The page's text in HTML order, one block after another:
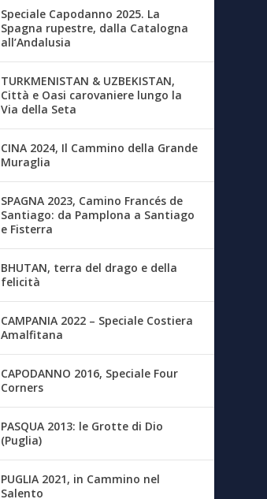
Speciale Capodanno 2025. La
Spagna rupestre, dalla Catalogna
all’Andalusia
TURKMENISTAN & UZBEKISTAN,
Città e Oasi carovaniere lungo la
Via della Seta
CINA 2024, Il Cammino della Grande
Muraglia
SPAGNA 2023, Camino Francés de
Santiago: da Pamplona a Santiago
e Fisterra
BHUTAN, terra del drago e della
felicità
CAMPANIA 2022 – Speciale Costiera
Amalfitana
CAPODANNO 2016, Speciale Four
Corners
PASQUA 2013: le Grotte di Dio
(Puglia)
PUGLIA 2021, in Cammino nel
Salento